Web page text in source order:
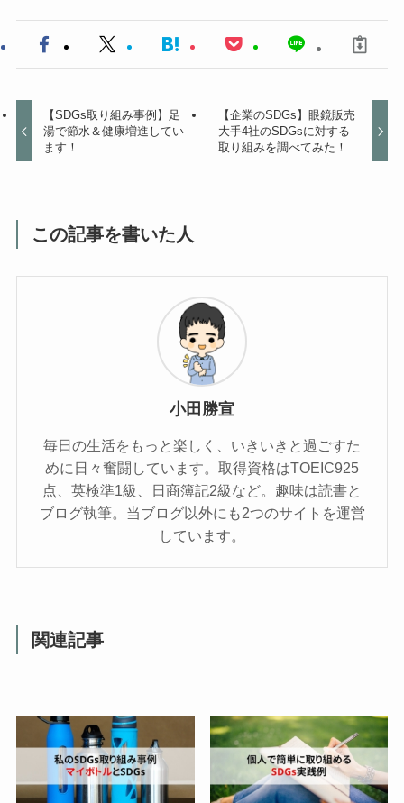
【SDGs取り組み事例】足
湯で節水＆健康増進してい
ます！
【企業のSDGs】眼鏡販売
大手4社のSDGsに対する
取り組みを調べてみた！
この記事を書いた人
小田勝宣
毎日の生活をもっと楽しく、いきいきと過ごすた
めに日々奮闘しています。取得資格はTOEIC925
点、英検準1級、日商簿記2級など。趣味は読書と
ブログ執筆。当ブログ以外にも2つのサイトを運営
しています。
関連記事